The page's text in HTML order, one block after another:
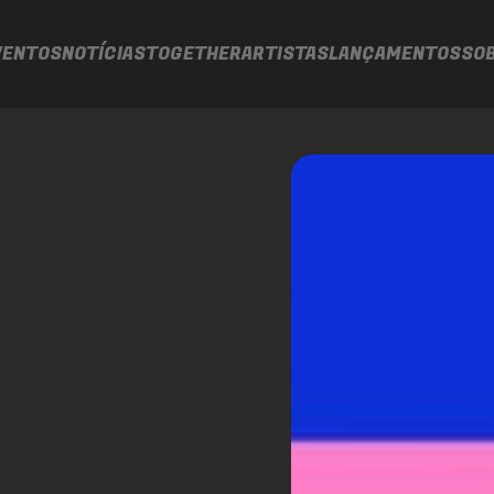
NOTÍCIASTOGETHERARTISTASLANÇAMENTOS